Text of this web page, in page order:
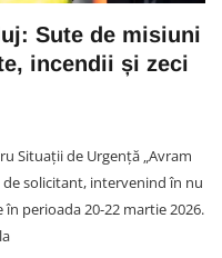
Sute de misiuni
incendii și zeci
Situații de Urgență „Avram
solicitant, intervenind în nu
perioada 20-22 martie 2026.